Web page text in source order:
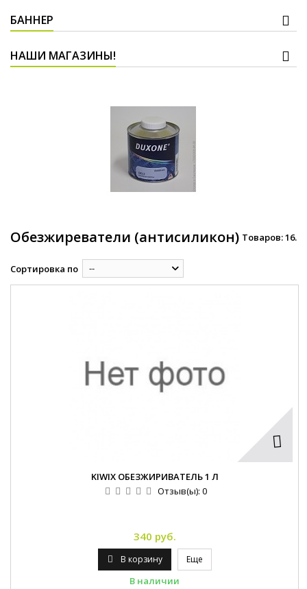
БАННЕР
НАШИ МАГАЗИНЫ!
Обезжиреватели (антисиликон) Товаров: 16.
Сортировка по --
KIWIX ОБЕЗЖИРИВАТЕЛЬ 1 Л
Отзыв(ы): 0
340 руб.
В корзину Еще
В наличии